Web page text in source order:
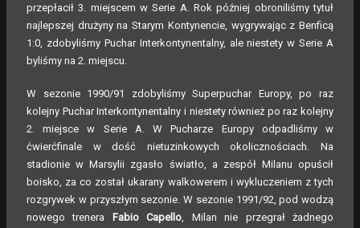
przepłacił 3. miejscem w Serie A. Rok później obroniliśmy tytuł
najlepszej drużyny na Starym Kontynencie, wygrywając z Benficą
1:0, zdobyliśmy Puchar Interkontynentalny, ale niestety w Serie A
byliśmy na 2. miejscu.
W sezonie 1990/91 zdobyliśmy Superpuchar Europy, po raz
kolejny Puchar Interkontynentalny i niestety również po raz kolejny
2. miejsce w Serie A. W Pucharze Europy odpadliśmy w
ćwierćfinale w dość nietuzinkowych okolicznościach. Na
stadionie w Marsylii zgasło światło, a zespół Milanu opuścił
boisko, za co został ukarany walkowerem i wykluczeniem z tych
rozgrywek w przyszłym sezonie. W sezonie 1991/92, pod wodzą
nowego trenera Fabio Capello, Milan nie przegrał żadnego